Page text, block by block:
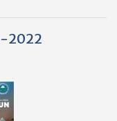
2022